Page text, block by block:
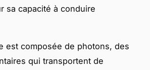
sa capacité à conduire
est composée de photons, des
qui transportent de